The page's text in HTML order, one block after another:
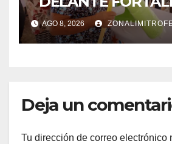
CUIDADO DEL
AMBIENTE Y LA
DE MÁS DE 6 MIL
AGO 8, 2026
Deja un
Tu dirección de correo electrónico